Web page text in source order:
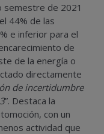
semestre de 2021
44% de las
e inferior para el
de
de la energía o
directamente
de incertidumbre
”. Destaca la
con un
actividad que